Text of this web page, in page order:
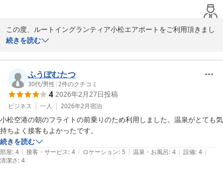
この度、ルートイングランティア小松エアポートをご利用頂きまし
て、誠にありがとうございます。
温泉をご満足頂けた様子で、大変嬉しく思います。
当館の天然温泉は冷え性や疲労回復などの効果がございます。
近隣に来られた際には、是非お立ち寄りくださいませ。
またのご利用をお待ちしております。
フロント　陳
小松天然温泉ルートイングランティア小松エアポート
2026-04-07
続きを読む
ふうぽむたつ
30代/男性 |2件のクチコミ
4 2026年2月27日投稿
ビジネス 一人 2026年2月宿泊
小松空港の朝のフライトの前乗りのため利用しました。温泉がとても気
持ちよく接客もよかったです。
続きを読む
部屋: 4 | 接客・サービス: 4 | ロケーション: 5 | 温泉・お風呂: 4 | 設備: 4 |
清潔さ: 4